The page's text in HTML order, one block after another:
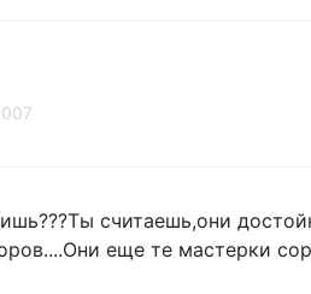
считаешь,они
еще те мастерки